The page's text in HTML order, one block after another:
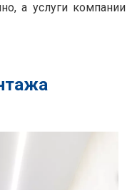
а услуги компании